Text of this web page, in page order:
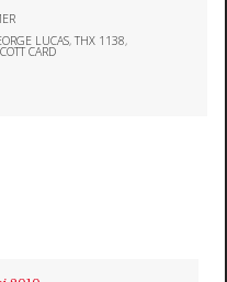
LUCAS,THX 1138,
CARD